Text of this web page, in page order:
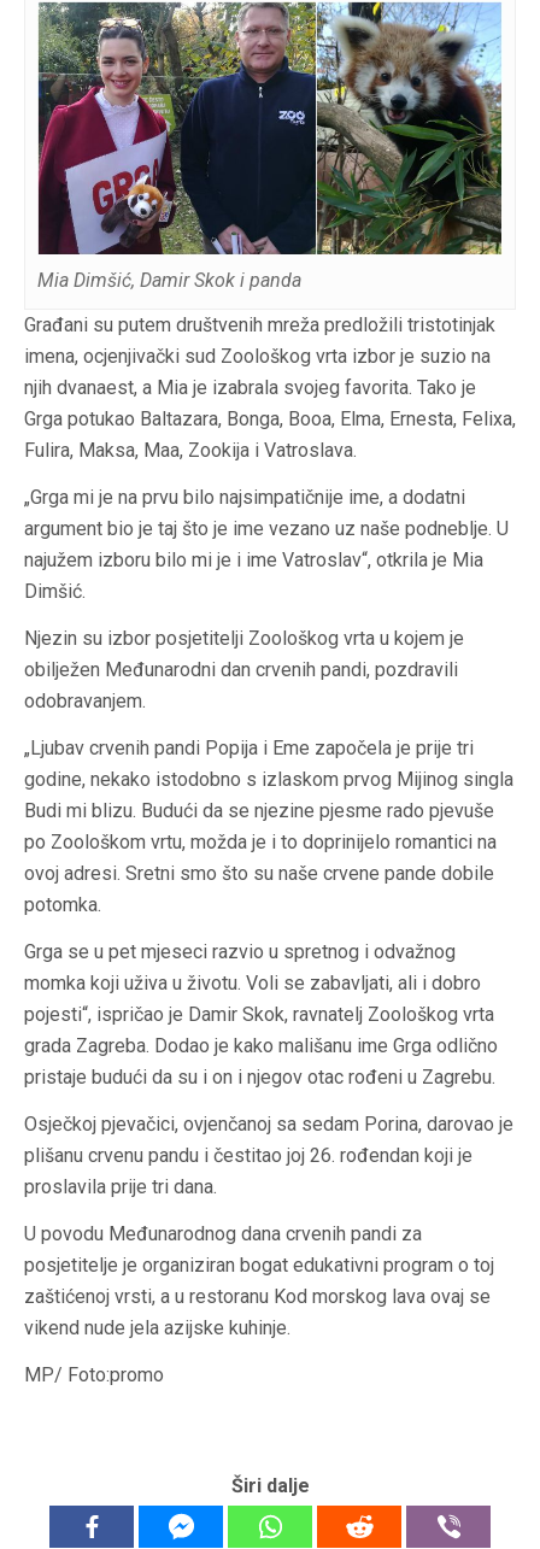
Mia Dimšić, Damir Skok i panda
Građani su putem društvenih mreža predložili tristotinjak
imena, ocjenjivački sud Zoološkog vrta izbor je suzio na
njih dvanaest, a Mia je izabrala svojeg favorita. Tako je
Grga potukao Baltazara, Bonga, Booa, Elma, Ernesta, Felixa,
Fulira, Maksa, Maa, Zookija i Vatroslava.
„Grga mi je na prvu bilo najsimpatičnije ime, a dodatni
argument bio je taj što je ime vezano uz naše podneblje. U
najužem izboru bilo mi je i ime Vatroslav“, otkrila je Mia
Dimšić.
Njezin su izbor posjetitelji Zoološkog vrta u kojem je
obilježen Međunarodni dan crvenih pandi, pozdravili
odobravanjem.
„Ljubav crvenih pandi Popija i Eme započela je prije tri
godine, nekako istodobno s izlaskom prvog Mijinog singla
Budi mi blizu. Budući da se njezine pjesme rado pjevuše
po Zoološkom vrtu, možda je i to doprinijelo romantici na
ovoj adresi. Sretni smo što su naše crvene pande dobile
potomka.
Grga se u pet mjeseci razvio u spretnog i odvažnog
momka koji uživa u životu. Voli se zabavljati, ali i dobro
pojesti“, ispričao je Damir Skok, ravnatelj Zoološkog vrta
grada Zagreba. Dodao je kako mališanu ime Grga odlično
pristaje budući da su i on i njegov otac rođeni u Zagrebu.
Osječkoj pjevačici, ovjenčanoj sa sedam Porina, darovao je
plišanu crvenu pandu i čestitao joj 26. rođendan koji je
proslavila prije tri dana.
U povodu Međunarodnog dana crvenih pandi za
posjetitelje je organiziran bogat edukativni program o toj
zaštićenoj vrsti, a u restoranu Kod morskog lava ovaj se
vikend nude jela azijske kuhinje.
MP/ Foto:promo
Širi dalje